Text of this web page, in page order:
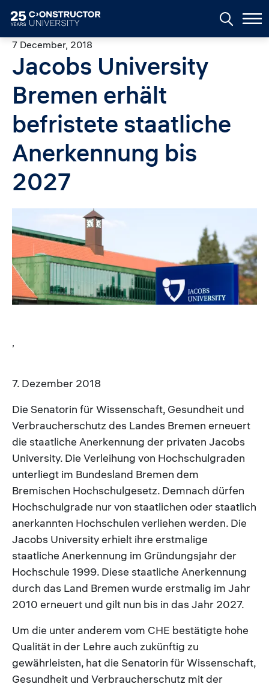
7 December, 2018
Jacobs University
Bremen erhält
befristete staatliche
Anerkennung bis
2027
7. Dezember 2018
Die Senatorin für Wissenschaft, Gesundheit und
Verbraucherschutz des Landes Bremen erneuert
die staatliche Anerkennung der privaten Jacobs
University. Die Verleihung von Hochschulgraden
unterliegt im Bundesland Bremen dem
Bremischen Hochschulgesetz. Demnach dürfen
Hochschulgrade nur von staatlichen oder staatlich
anerkannten Hochschulen verliehen werden. Die
Jacobs University erhielt ihre erstmalige
staatliche Anerkennung im Gründungsjahr der
Hochschule 1999. Diese staatliche Anerkennung
durch das Land Bremen wurde erstmalig im Jahr
2010 erneuert und gilt nun bis in das Jahr 2027.
Um die unter anderem vom CHE bestätigte hohe
Qualität in der Lehre auch zukünftig zu
gewährleisten, hat die Senatorin für Wissenschaft,
Gesundheit und Verbraucherschutz mit der